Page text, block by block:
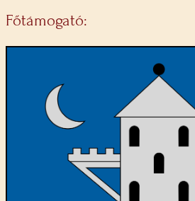
Főtámogató: